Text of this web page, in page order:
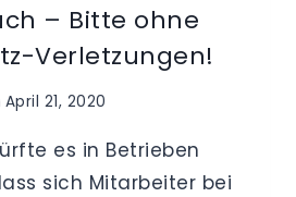
– Bitte ohne
Verletzungen!
April 21, 2020
es in Betrieben
sich Mitarbeiter bei